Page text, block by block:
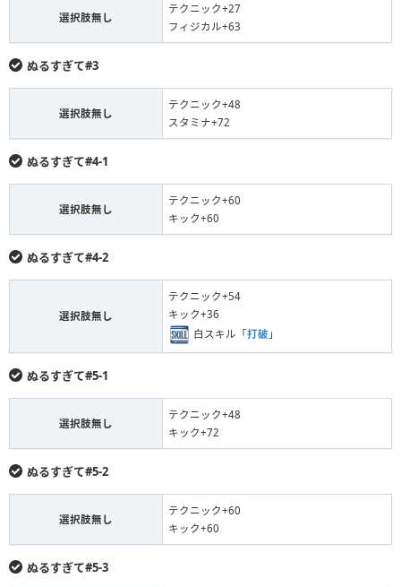
選択肢無し
テクニック+27
フィジカル+63
ぬるすぎて#3
選択肢無し
テクニック+48
スタミナ+72
ぬるすぎて#4-1
選択肢無し
テクニック+60
キック+60
ぬるすぎて#4-2
選択肢無し
テクニック+54
キック+36
白スキル「打破 」
ぬるすぎて#5-1
選択肢無し
テクニック+48
キック+72
ぬるすぎて#5-2
選択肢無し
テクニック+60
キック+60
ぬるすぎて#5-3